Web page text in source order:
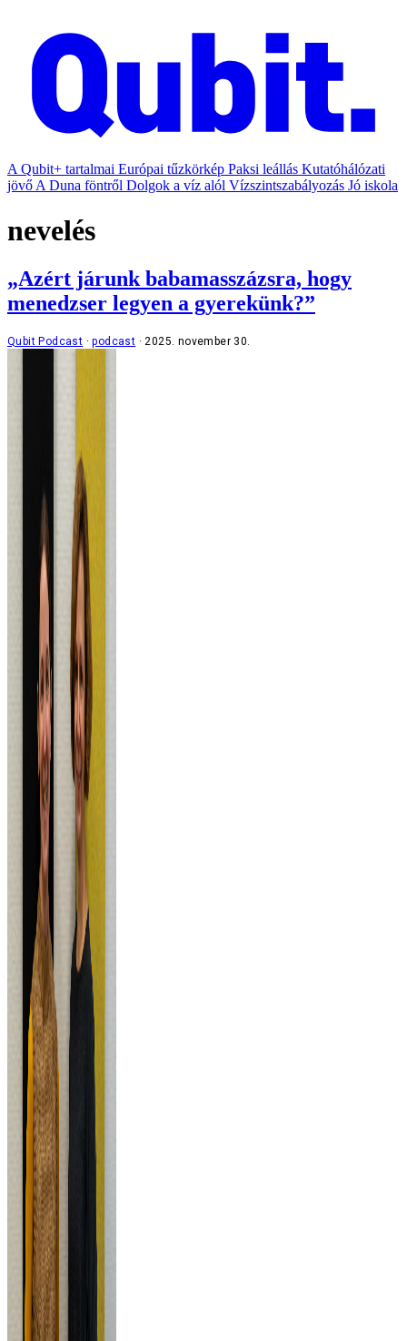
A Qubit+ tartalmai Európai tűzkörkép Paksi leállás Kutatóhálózati
jövő A Duna föntről Dolgok a víz alól Vízszintszabályozás Jó iskola
nevelés
„Azért járunk babamasszázsra, hogy
menedzser legyen a gyerekünk?”
Qubit Podcast podcast 2025. november 30.